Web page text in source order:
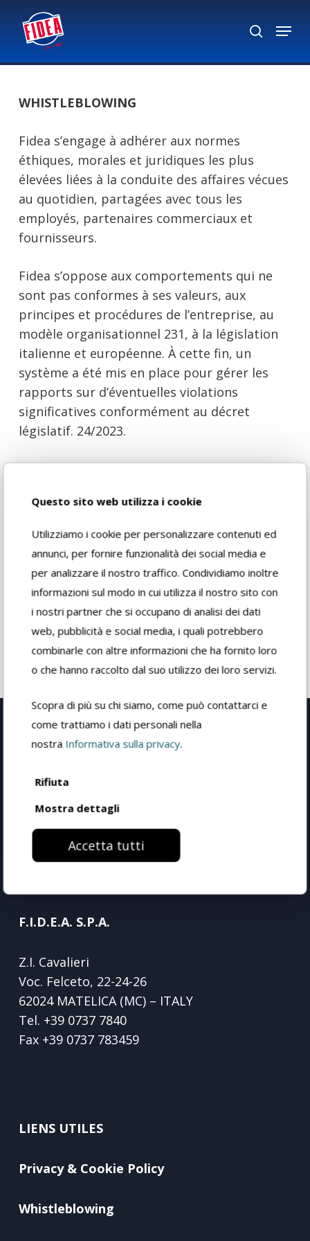
Questo sito web utilizza i cookie
Utilizziamo i cookie per personalizzare contenuti ed
annunci, per fornire funzionalità dei social media e
per analizzare il nostro traffico. Condividiamo inoltre
informazioni sul modo in cui utilizza il nostro sito con
i nostri partner che si occupano di analisi dei dati
web, pubblicità e social media, i quali potrebbero
combinarle con altre informazioni che ha fornito loro
o che hanno raccolto dal suo utilizzo dei loro servizi.
Scopra di più su chi siamo, come può contattarci e
come trattiamo i dati personali nella
nostra Informativa sulla privacy.
Rifiuta
Mostra dettagli
Accetta tutti
main
content
search
Menu
WHISTLEBLOWING
Fidea s’engage à adhérer aux normes
éthiques, morales et juridiques les plus
élevées liées à la conduite des affaires vécues
au quotidien, partagées avec tous les
employés, partenaires commerciaux et
fournisseurs.
Fidea s’oppose aux comportements qui ne
sont pas conformes à ses valeurs, aux
principes et procédures de l’entreprise, au
modèle organisationnel 231, à la législation
italienne et européenne. À cette fin, un
système a été mis en place pour gérer les
rapports sur d’éventuelles violations
significatives conformément au décret
législatif. 24/2023.
Fidea propose plusieurs voies internes
possibles.
Pour plus d’information, consulter la
Procédure de gestion des rapports
Pour signaler toute violation et accéder à la
plateforme électronique cryptée, cliquez sur
liensuivant.
F.I.D.E.A. S.P.A.
Z.I. Cavalieri
Voc. Felceto, 22-24-26
62024 MATELICA (MC) – ITALY
Tel. +39 0737 7840
Fax +39 0737 783459
LIENS UTILES
Privacy & Cookie Policy
Whistleblowing
Menu